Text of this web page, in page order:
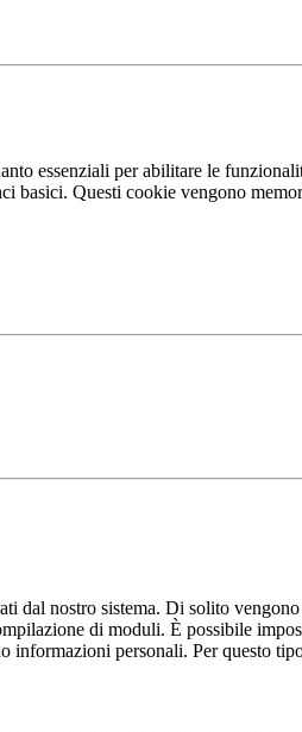
essenziali per abilitare le
Questi cookie vengono
dal nostro sistema. Di solito
di moduli. È possibile
personali. Per questo